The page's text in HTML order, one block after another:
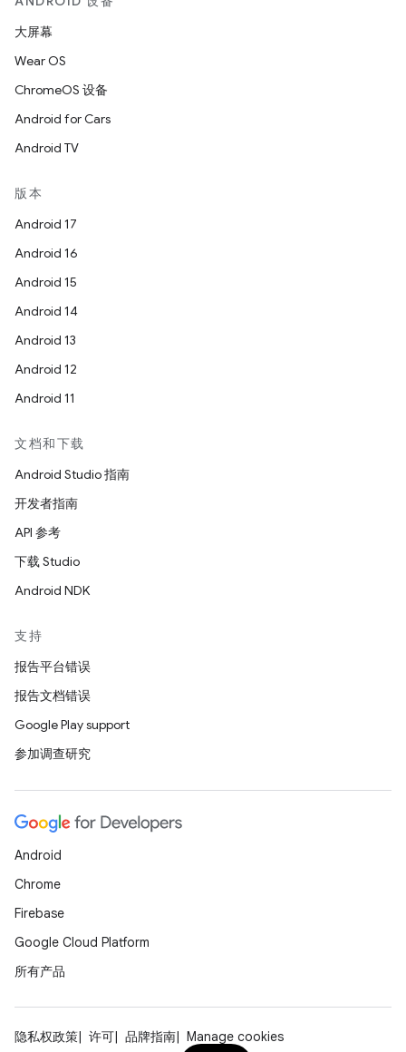
大屏幕
Wear OS
ChromeOS 设备
Android for Cars
Android TV
版本
Android 17
Android 16
Android 15
Android 14
Android 13
Android 12
Android 11
文档和下载
Android Studio 指南
开发者指南
API 参考
下载 Studio
Android NDK
支持
报告平台错误
报告文档错误
Google Play support
参加调查研究
Android
Chrome
Firebase
Google Cloud Platform
所有产品
隐私权政策 许可 品牌指南 Manage cookies